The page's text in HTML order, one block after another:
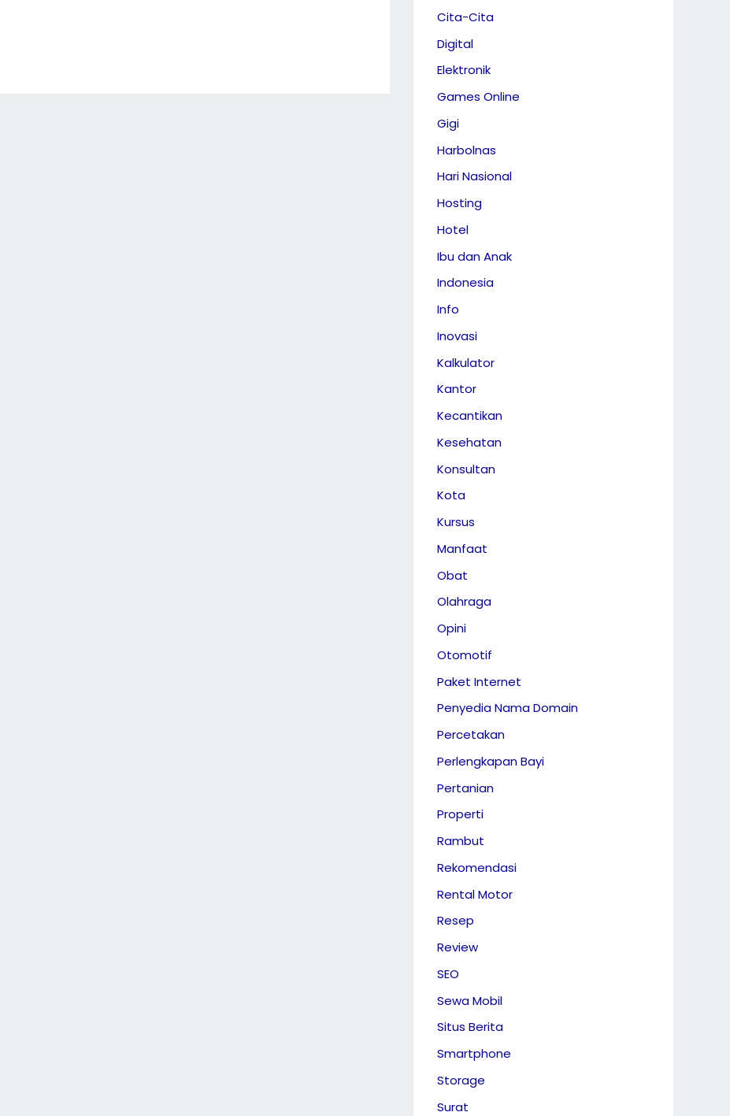
Cita-Cita
Digital
Elektronik
Games Online
Gigi
Harbolnas
Hari Nasional
Hosting
Hotel
Ibu dan Anak
Indonesia
Info
Inovasi
Kalkulator
Kantor
Kecantikan
Kesehatan
Konsultan
Kota
Kursus
Manfaat
Obat
Olahraga
Opini
Otomotif
Paket Internet
Penyedia Nama Domain
Percetakan
Perlengkapan Bayi
Pertanian
Properti
Rambut
Rekomendasi
Rental Motor
Resep
Review
SEO
Sewa Mobil
Situs Berita
Smartphone
Storage
Surat